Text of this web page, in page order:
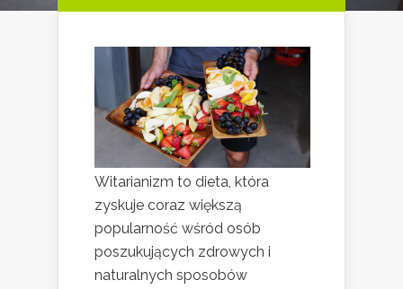
Witarianizm to dieta, która
zyskuje coraz większą
popularność wśród osób
poszukujących zdrowych i
naturalnych sposobów